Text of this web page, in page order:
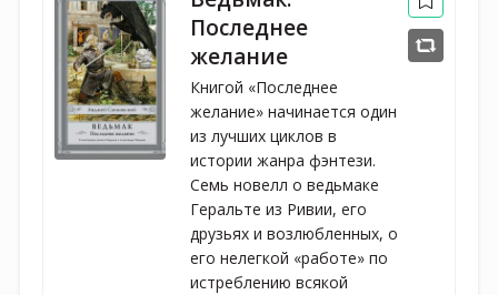
Последнее
желание
Книгой «Последнее
желание» начинается один
из лучших циклов в
истории жанра фэнтези.
Семь новелл о ведьмаке
Геральте из Ривии, его
друзьях и возлюбленных, о
его нелегкой «работе» по
истреблению всякой